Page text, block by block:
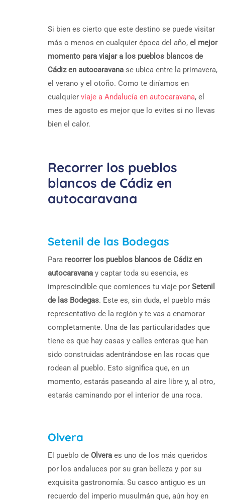
Si bien es cierto que este destino se puede visitar
más o menos en cualquier época del año, el mejor
momento para viajar a los pueblos blancos de
Cádiz en autocaravana se ubica entre la primavera,
el verano y el otoño. Como te diríamos en
cualquier viaje a Andalucía en autocaravana, el
mes de agosto es mejor que lo evites si no llevas
bien el calor.
Recorrer los pueblos
blancos de Cádiz en
autocaravana
Setenil de las Bodegas
Para recorrer los pueblos blancos de Cádiz en
autocaravana y captar toda su esencia, es
imprescindible que comiences tu viaje por Setenil
de las Bodegas. Este es, sin duda, el pueblo más
representativo de la región y te vas a enamorar
completamente. Una de las particularidades que
tiene es que hay casas y calles enteras que han
sido construidas adentrándose en las rocas que
rodean al pueblo. Esto significa que, en un
momento, estarás paseando al aire libre y, al otro,
estarás caminando por el interior de una roca.
Olvera
El pueblo de Olvera es uno de los más queridos
por los andaluces por su gran belleza y por su
exquisita gastronomía. Su casco antiguo es un
recuerdo del imperio musulmán que, aún hoy en